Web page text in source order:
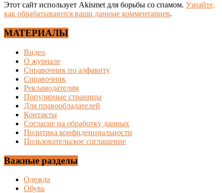
Этот сайт использует Akismet для борьбы со спамом. Узнайте,
как обрабатываются ваши данные комментариев.
МАТЕРИАЛЫ
Видео
О журнале
Справочник по алфавиту
Справочник
Рекламодателям
Популярные страницы
Для правообладателей
Контакты
Согласие на обработку данных
Политика конфиденциальности
Пользовательское соглашение
Важные разделы
Одежда
Обувь